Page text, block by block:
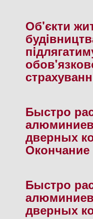
Об'єкти
Быстро
дверных
Окончание
Быстро
дверных